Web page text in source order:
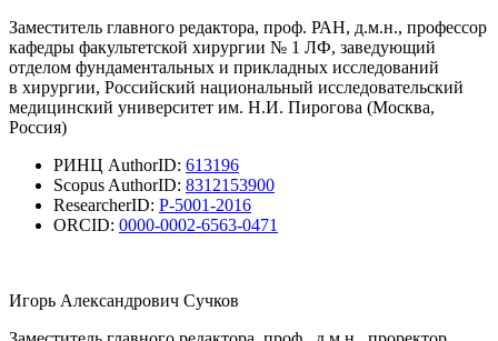
Заместитель главного редактора, проф. РАН, д.м.н., профессор
кафедры факультетской хирургии № 1 ЛФ, заведующий
отделом фундаментальных и прикладных исследований
в хирургии, Российский национальный исследовательский
медицинский университет им. Н.И. Пирогова (Москва,
Россия)
РИНЦ AuthorID: 613196
Scopus AuthorID: 8312153900
ResearcherID: P-5001-2016
ORCID: 0000-0002-6563-0471
Игорь Александрович Сучков